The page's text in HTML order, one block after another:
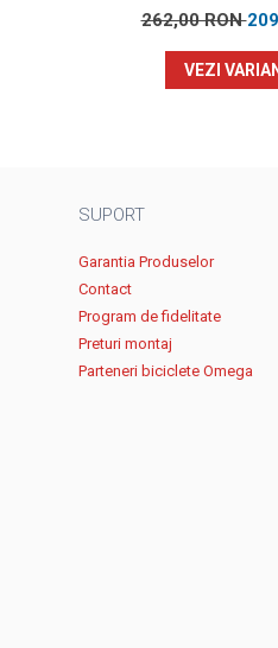
262,00 RON
VEZI
SUPORT
Garantia Produselor
Contact
Program de fidelitate
Preturi montaj
Parteneri biciclete Omega